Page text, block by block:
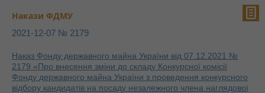
Накази ФДМУ
2021-12-07 № 2179
Наказ Фонду державного майна України від 07.12.2021 №
2179 «Про внесення зміни до складу Конкурсної комісії
Фонду державного майна України з проведення конкурсного
відбору кандидатів на посаду незалежного члена наглядової